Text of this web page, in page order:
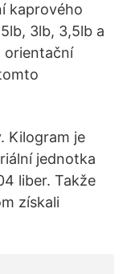
kaprového
3lb, 3,5lb a
orientační
Kilogram je
jednotka
liber. Takže
získali